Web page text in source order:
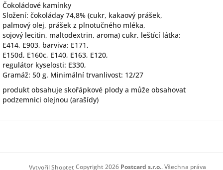
Čokoládové kamínky
Složení: čokoláday 74,8% (cukr, kakaový prášek,
palmový olej, prášek z plnotučného mléka,
sojový lecitin, maltodextrin, aroma) cukr, leštící látka:
E414, E903, barviva: E171,
E150d, E160c, E140, E163, E120,
regulátor kyselosti: E330,
Gramáž: 50 g. Minimální trvanlivost: 12/27
produkt obsahuje skořápkové plody a může obsahovat
podzemnici olejnou (arašídy)
Vytvořil Shoptet Copyright 2026 Postcard s.r.o.. Všechna práva